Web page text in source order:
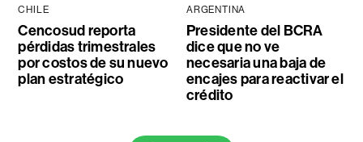
CHILE
Cencosud reporta
pérdidas trimestrales
por costos de su nuevo
plan estratégico
ARGENTINA
Presidente del BCRA
dice que no ve
necesaria una baja de
encajes para reactivar el
crédito